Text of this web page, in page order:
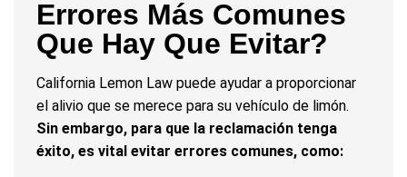
Errores Más Comunes
Que Hay Que Evitar?
California Lemon Law puede ayudar a proporcionar
el alivio que se merece para su vehículo de limón.
Sin embargo, para que la reclamación tenga
éxito, es vital evitar errores comunes, como: